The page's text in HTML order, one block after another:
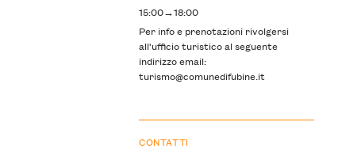
15:00→18:00
Per info e prenotazioni rivolgersi
all'ufficio turistico al seguente
indirizzo email:
turismo@comunedifubine.it
CONTATTI